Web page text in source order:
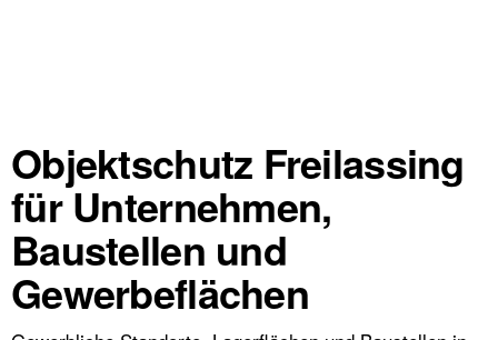
Objektschutz Freilassing
für Unternehmen,
Baustellen und
Gewerbeflächen